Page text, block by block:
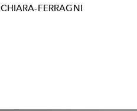
CHIARA-FERRAGNI